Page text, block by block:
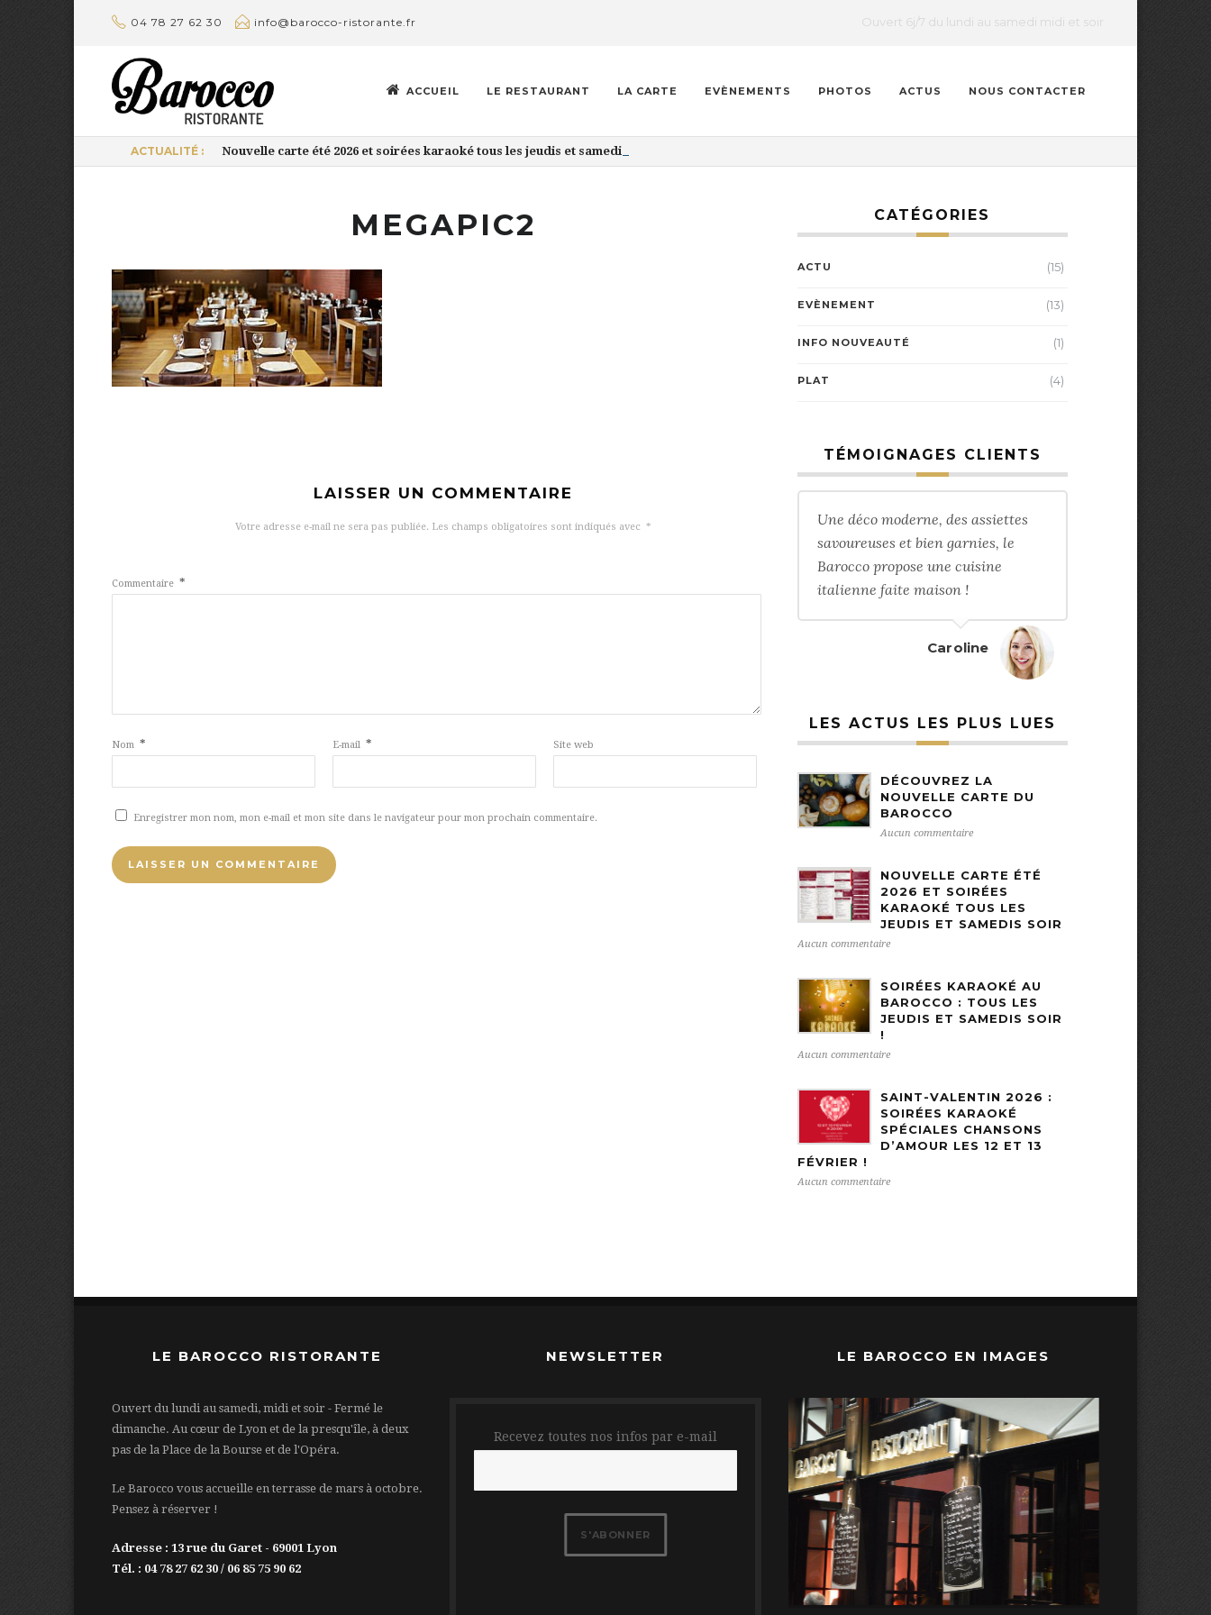
04 78 27 62 30 info@barocco-ristorante.fr Ouvert 6j/7 du lundi au samedi midi et soir
ACCUEIL LE RESTAURANT LA CARTE EVÈNEMENTS PHOTOS ACTUS NOUS CONTACTER
ACTUALITÉ : Nouvelle carte été 2026 et soirées karaoké tous les jeudis et samedis soir
MEGAPIC2
LAISSER UN COMMENTAIRE
Votre adresse e-mail ne sera pas publiée. Les champs obligatoires sont indiqués avec *
Commentaire *
Nom * E-mail * Site web
Enregistrer mon nom, mon e-mail et mon site dans le navigateur pour mon prochain commentaire.
CATÉGORIES
ACTU (15)
EVÈNEMENT (13)
INFO NOUVEAUTÉ (1)
PLAT (4)
TÉMOIGNAGES CLIENTS
Une déco moderne, des assiettes
savoureuses et bien garnies, le
Barocco propose une cuisine
italienne faite maison !
Caroline
LES ACTUS LES PLUS LUES
DÉCOUVREZ LA
NOUVELLE CARTE DU
BAROCCO
Aucun commentaire
NOUVELLE CARTE ÉTÉ
2026 ET SOIRÉES
KARAOKÉ TOUS LES
JEUDIS ET SAMEDIS SOIR
Aucun commentaire
SOIRÉES KARAOKÉ AU
BAROCCO : TOUS LES
JEUDIS ET SAMEDIS SOIR
!
Aucun commentaire
SAINT-VALENTIN 2026 :
SOIRÉES KARAOKÉ
SPÉCIALES CHANSONS
D’AMOUR LES 12 ET 13
FÉVRIER !
Aucun commentaire
LE BAROCCO RISTORANTE
Ouvert du lundi au samedi, midi et soir - Fermé le
dimanche. Au cœur de Lyon et de la presqu'île, à deux
pas de la Place de la Bourse et de l'Opéra.
Le Barocco vous accueille en terrasse de mars à octobre.
Pensez à réserver !
Adresse : 13 rue du Garet - 69001 Lyon
Tél. : 04 78 27 62 30 / 06 85 75 90 62
NEWSLETTER
Recevez toutes nos infos par e-mail
LE BAROCCO EN IMAGES